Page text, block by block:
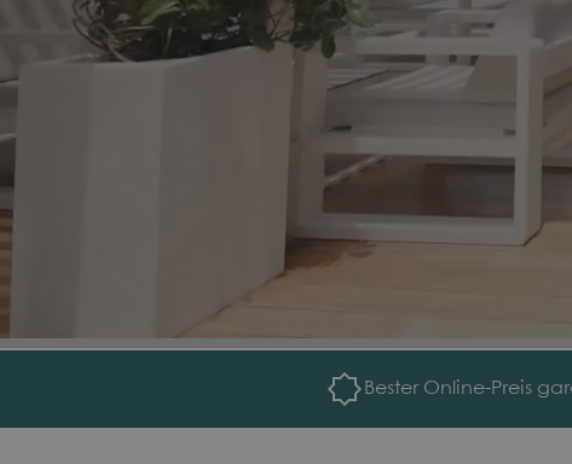
Bester Online-Preis